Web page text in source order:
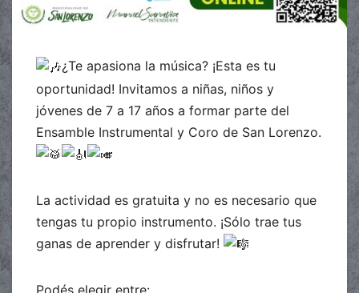
¿Te apasiona la música? ¡Esta es tu
oportunidad! Invitamos a niñas, niños y
jóvenes de 7 a 17 años a formar parte del
Ensamble Instrumental y Coro de San Lorenzo.
La actividad es gratuita y no es necesario que
tengas tu propio instrumento. ¡Sólo trae tus
ganas de aprender y disfrutar!
Podés elegir entre: